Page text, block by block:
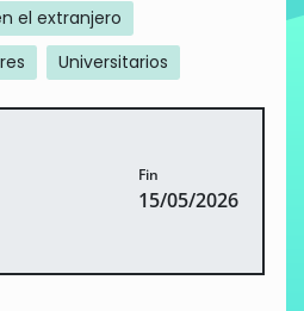
el extranjero
Universitarios
Fin
15/05/2026